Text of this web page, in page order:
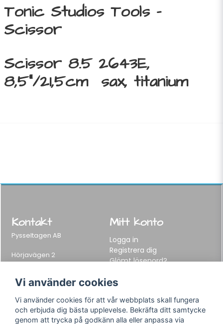
Tonic Studios Tools -
Scissor
Scissor 8.5 2643E,
8,5"/21,5cm sax, titanium
Kontakt
Pysseltagen AB
Hörjavägen 2
282 34 Tyringe, Sweden
E-post:info@pysseltagen.se
Mitt konto
Logga in
Registrera dig
Glömt lösenord?
Info Följ oss
Vi använder cookies
Vi använder cookies för att vår webbplats skall fungera
och erbjuda dig bästa upplevelse. Bekräfta ditt samtycke
genom att trycka på godkänn alla eller anpassa via